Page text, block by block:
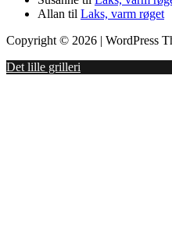
Allan til Laks, varm røget
Copyright © 2026 | WordPress
Det lille grilleri